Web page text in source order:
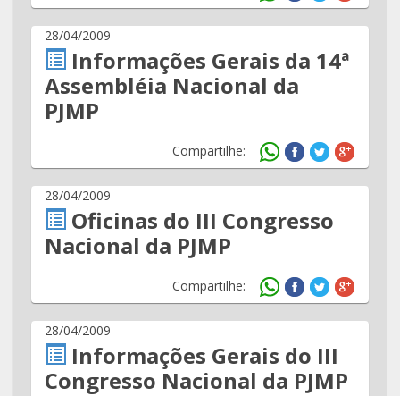
28/04/2009
Informações Gerais da 14ª
Assembléia Nacional da
PJMP
Compartilhe:
28/04/2009
Oficinas do III Congresso
Nacional da PJMP
Compartilhe:
28/04/2009
Informações Gerais do III
Congresso Nacional da PJMP